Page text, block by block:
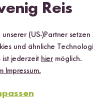
Reis
(US-)Partner
und ähnliche
ist jederzeit hier möglich.
Impressum.